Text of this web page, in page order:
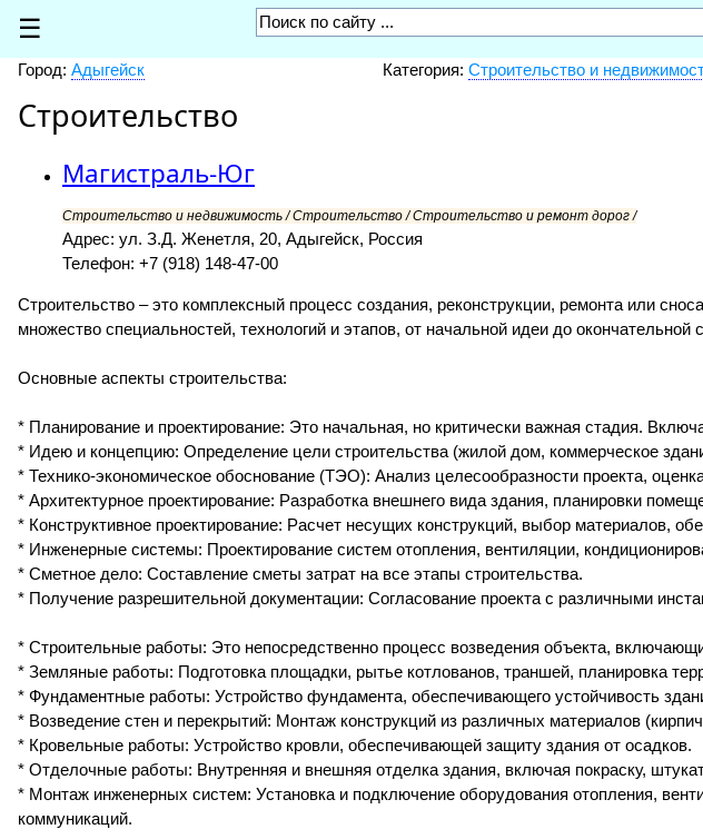
☰
Город: Адыгейск Категория: Строительство и
Строительство
Магистраль-Юг
Строительство и недвижимость / Строительство / Строительство и ремонт дорог /
Адрес: ул. З.Д. Женетля, 20, Адыгейск, Россия
Телефон: +7 (918) 148-47-00
Строительство – это комплексный процесс создания, реконструкции, ремонта или
множество специальностей, технологий и этапов, от начальной идеи до окончательной
Основные аспекты строительства:
* Планирование и проектирование: Это начальная, но критически важная стадия.
* Идею и концепцию: Определение цели строительства (жилой дом, коммерческое
* Технико-экономическое обоснование (ТЭО): Анализ целесообразности проекта,
* Архитектурное проектирование: Разработка внешнего вида здания, планировки
* Конструктивное проектирование: Расчет несущих конструкций, выбор материалов,
* Инженерные системы: Проектирование систем отопления, вентиляции,
* Сметное дело: Составление сметы затрат на все этапы строительства.
* Получение разрешительной документации: Согласование проекта с различными
* Строительные работы: Это непосредственно процесс возведения объекта,
* Земляные работы: Подготовка площадки, рытье котлованов, траншей, планировка
* Фундаментные работы: Устройство фундамента, обеспечивающего устойчивость
* Возведение стен и перекрытий: Монтаж конструкций из различных материалов
* Кровельные работы: Устройство кровли, обеспечивающей защиту здания от осадков.
* Отделочные работы: Внутренняя и внешняя отделка здания, включая покраску,
* Монтаж инженерных систем: Установка и подключение оборудования отопления,
коммуникаций.